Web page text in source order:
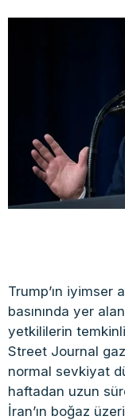
Trump’ın iyimser
basınında yer
yetkililerin
Street Journal
normal sevkiyat
haftadan uzun
İran’ın boğaz